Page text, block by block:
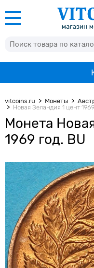
vitcoins.ru Монеты
Новая Зеландия 1 цент
Монета
1969 год. BU